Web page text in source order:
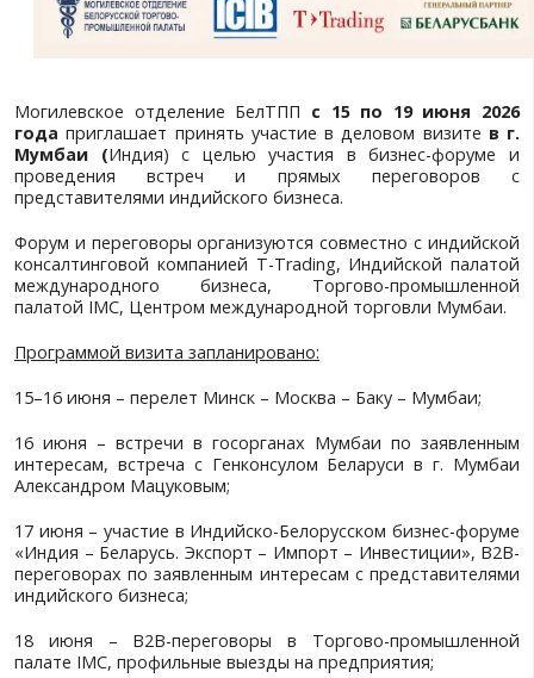
Могилевское отделение БелТПП с 15 по 19
годаприглашает принять участие в деловом
Мумбаи (Индия) с целью участия в
проведения встреч и прямых
представителями индийского бизнеса.